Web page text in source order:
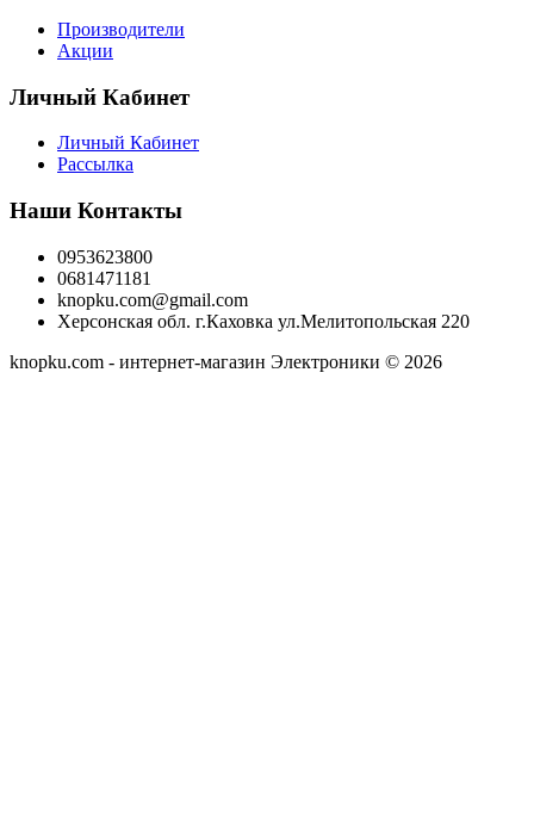
Производители
Акции
Личный Кабинет
Личный Кабинет
Рассылка
Наши Контакты
0953623800
0681471181
knopku.com@gmail.com
Херсонская обл. г.Каховка ул.Мелитопольская 220
knopku.com - интернет-магазин Электроники © 2026